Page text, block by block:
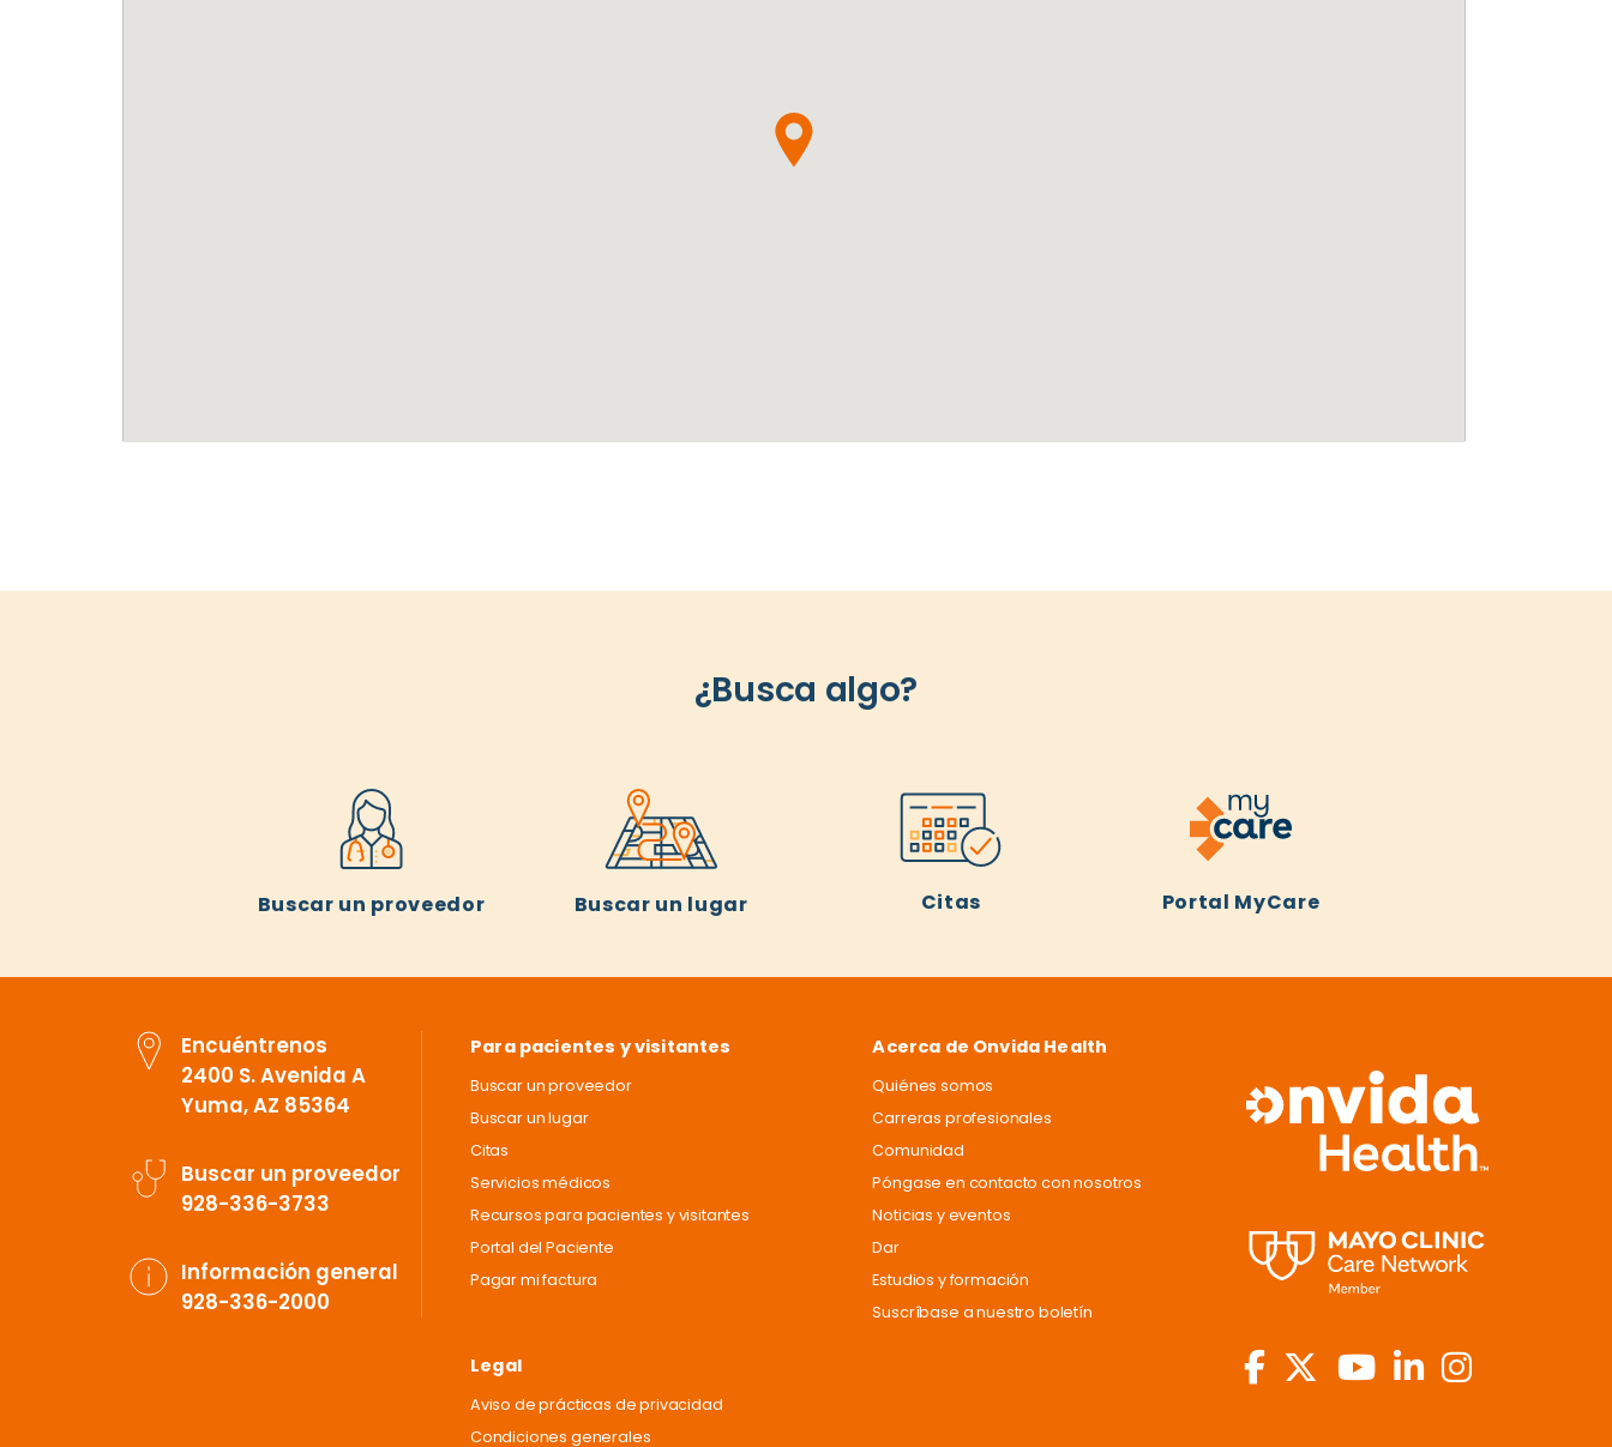
¿Busca algo?
Buscar un proveedor Buscar un lugar Citas Portal MyCare
Encuéntrenos
2400 S. Avenida A
Yuma, AZ 85364
Buscar un proveedor
928-336-3733
Información general
928-336-2000
Para pacientes y visitantes
Buscar un proveedor
Buscar un lugar
Citas
Servicios médicos
Recursos para pacientes y visitantes
Portal del Paciente
Pagar mi factura
Acerca de Onvida Health
Quiénes somos
Carreras profesionales
Comunidad
Póngase en contacto con nosotros
Noticias y eventos
Dar
Estudios y formación
Suscríbase a nuestro boletín
Legal
Aviso de prácticas de privacidad
Condiciones generales